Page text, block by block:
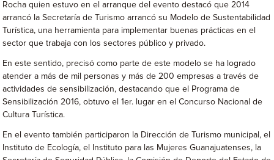
Rocha quien estuvo en el arranque del evento destacó que 2014
arrancó la Secretaría de Turismo arrancó su Modelo de Sustentabilidad
Turística, una herramienta para implementar buenas prácticas en el
sector que trabaja con los sectores público y privado.
En este sentido, precisó como parte de este modelo se ha logrado
atender a más de mil personas y más de 200 empresas a través de
actividades de sensibilización, destacando que el Programa de
Sensibilización 2016, obtuvo el 1er. lugar en el Concurso Nacional de
Cultura Turística.
En el evento también participaron la Dirección de Turismo municipal, el
Instituto de Ecología, el Instituto para las Mujeres Guanajuatenses, la